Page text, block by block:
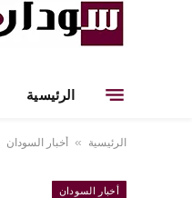
الرئيسية
الرئيسية » أخبار السودان
أخبار السودان